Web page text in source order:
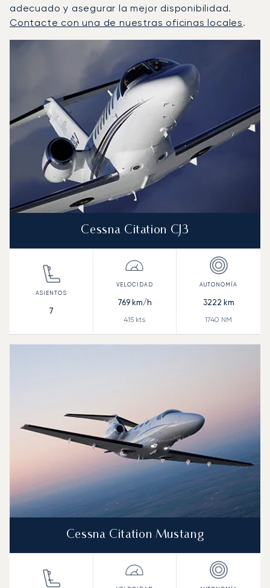
adecuado y asegurar la mejor disponibilidad.
Contacte con una de nuestras oficinas locales.
Modelo de aeronave
Velocidad (nudos)
Cessna Citation CJ3
7
769km/h
415 kts
3222 km
1740 NM
Cessna Citation Mustang